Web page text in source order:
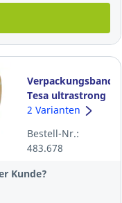
Verpackungsband
Tesa ultrastrong
57176, PVC, 50
transparent
2 Varianten
Bestell-Nr.:
483.678
Kunde?